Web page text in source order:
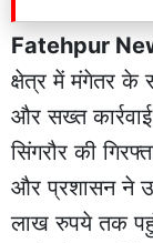
Fatehpur
क्षेत्र में मंगेतर के
और सख्त
सिंगरौर की
और प्रशासन ने
लाख रुपये तक